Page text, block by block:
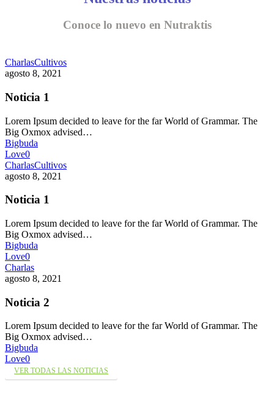
Conoce lo nuevo en Nutraktis
CharlasCultivos
agosto 8, 2021
Noticia 1
Lorem Ipsum decided to leave for the far World of Grammar. The
Big Oxmox advised…
Bigbuda
Love0
CharlasCultivos
agosto 8, 2021
Noticia 1
Lorem Ipsum decided to leave for the far World of Grammar. The
Big Oxmox advised…
Bigbuda
Love0
Charlas
agosto 8, 2021
Noticia 2
Lorem Ipsum decided to leave for the far World of Grammar. The
Big Oxmox advised…
Bigbuda
Love0
VER TODAS LAS NOTICIAS